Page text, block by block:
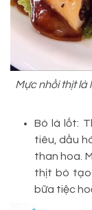
Mực nhồi thịt
Bò lá lốt:
tiêu, dầu
than hoa.
thịt bò tạo
bữa tiệc